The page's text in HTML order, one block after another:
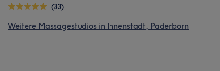
(33)
Weitere Massagestudios in Innenstadt, Paderborn